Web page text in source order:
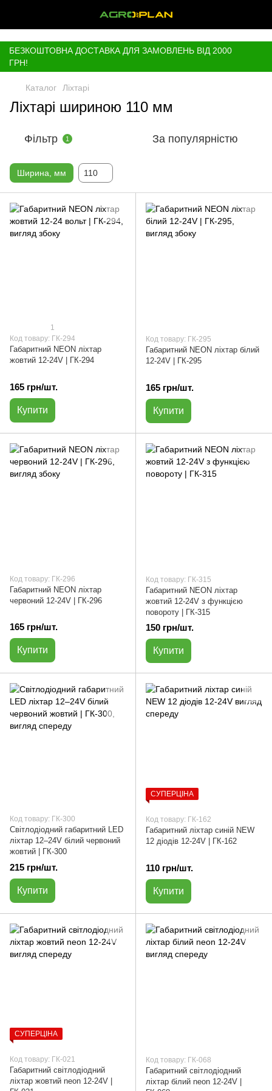
БЕЗКОШТОВНА ДОСТАВКА ДЛЯ ЗАМОВЛЕНЬ ВІД 2000
ГРН!
Каталог Ліхтарі
Ліхтарі шириною 110 мм
Фільтр 1 За популярністю
Ширина, мм 110
1
Код товару: ГК-294
Габаритний NEON ліхтар
жовтий 12-24V | ГК-294
165 грн/шт.
Купити
Код товару: ГК-295
Габаритний NEON ліхтар білий
12-24V | ГК-295
165 грн/шт.
Купити
Код товару: ГК-296
Габаритний NEON ліхтар
червоний 12-24V | ГК-296
165 грн/шт.
Купити
Код товару: ГК-315
Габаритний NEON ліхтар
жовтий 12-24V з функцією
повороту | ГК-315
150 грн/шт.
Купити
Код товару: ГК-300
Світлодіодний габаритний LED
ліхтар 12–24V білий червоний
жовтий | ГК-300
215 грн/шт.
Купити
СУПЕРЦІНА
Код товару: ГК-162
Габаритний ліхтар синій NEW
12 діодів 12-24V | ГК-162
110 грн/шт.
Купити
СУПЕРЦІНА
Код товару: ГК-021
Габаритний світлодіодний
ліхтар жовтий neon 12-24V |
Код товару: ГК-068
Габаритний світлодіодний
ліхтар білий neon 12-24V |